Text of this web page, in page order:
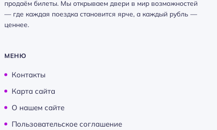
продаём билеты. Мы открываем двери в мир возможностей
— где каждая поездка становится ярче, а каждый рубль —
ценнее.
МЕНЮ
Контакты
Карта сайта
О нашем сайте
Пользовательское соглашение